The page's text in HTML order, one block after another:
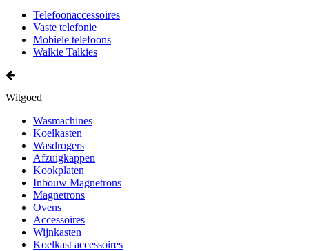
Telefoonaccessoires
Vaste telefonie
Mobiele telefoons
Walkie Talkies
Witgoed
Wasmachines
Koelkasten
Wasdrogers
Afzuigkappen
Kookplaten
Inbouw Magnetrons
Magnetrons
Ovens
Accessoires
Wijnkasten
Koelkast accessoires